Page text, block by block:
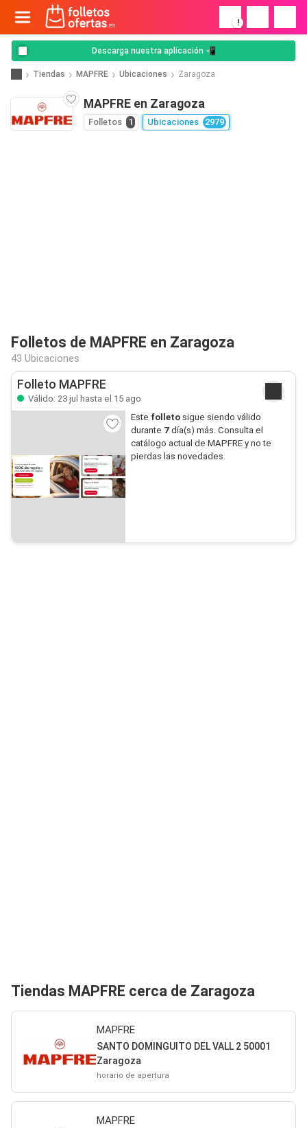
!
Descarga nuestra aplicación 📲
Tiendas MAPFRE Ubicaciones Zaragoza
MAPFRE en Zaragoza
Folletos 1 Ubicaciones 2979
Folletos de MAPFRE en Zaragoza
43 Ubicaciones
Folleto MAPFRE
Válido: 23 jul hasta el 15 ago
Este folletosigue siendo válido
durante 7día(s) más. Consulta el
catálogo actual de MAPFRE y no te
pierdas las novedades.
Tiendas MAPFRE cerca de Zaragoza
MAPFRE
SANTO DOMINGUITO DEL VALL 2 50001
Zaragoza
horario de apertura
MAPFRE